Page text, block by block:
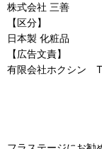
株式会社 三善
【区分】
日本製 化粧品
【広告文責】
有限会社ホクシン